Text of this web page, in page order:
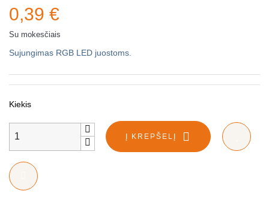
0,39 €
Su mokesčiais
Sujungimas RGB LED juostoms.
Kiekis
Į KREPŠELĮ